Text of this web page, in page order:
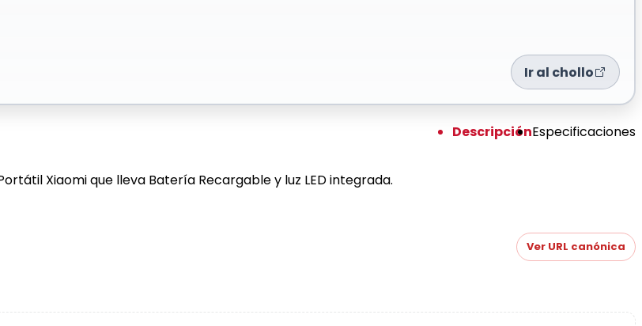
Ir al chollo
DescripciónEspecificaciones
Xiaomi que lleva Batería Recargable y luz LED integrada.
Ver URL canónica